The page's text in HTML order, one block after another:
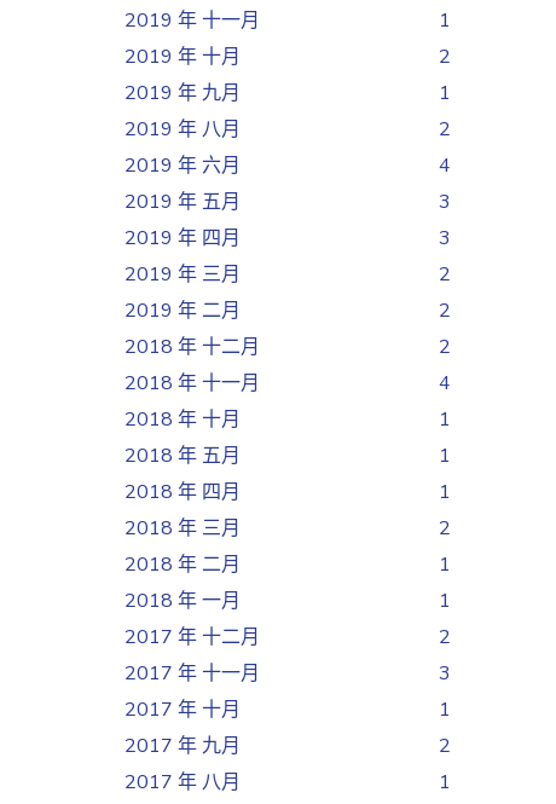
2019 年 十一月
1
2019 年 十月
2
2019 年 九月
1
2019 年 八月
2
2019 年 六月
4
2019 年 五月
3
2019 年 四月
3
2019 年 三月
2
2019 年 二月
2
2018 年 十二月
2
2018 年 十一月
4
2018 年 十月
1
2018 年 五月
1
2018 年 四月
1
2018 年 三月
2
2018 年 二月
1
2018 年 一月
1
2017 年 十二月
2
2017 年 十一月
3
2017 年 十月
1
2017 年 九月
2
2017 年 八月
1